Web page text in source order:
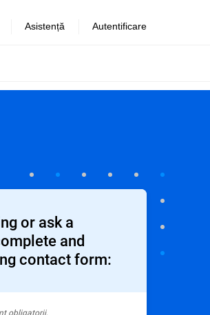
Asistență Autentificare
or ask a
and
contact form:
obligatorii.